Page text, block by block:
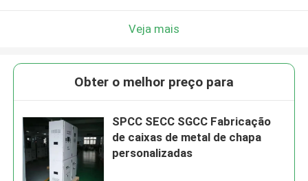
Veja mais
Obter o melhor preço para
SPCC SECC SGCC Fabricação
de caixas de metal de chapa
personalizadas